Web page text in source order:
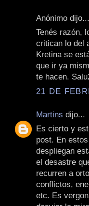
Anónimo dijo...
Tenés razón,
critican lo del
Kretina se
que ir ya
te hacen.
21 DE
Martins dijo...
Es cierto y
post. En
despliegan
el desastre
recurren a
conflictos,
etc. Es